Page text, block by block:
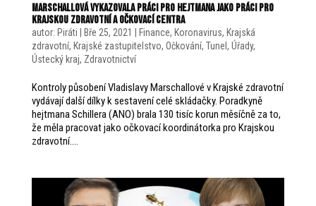
Marschallová vykazovala práci pro hejtmana jako práci pro
Krajskou zdravotní a očkovací centra
autor: Piráti Bře 25, 2021 Finance, Koronavirus, Krajská
zdravotní, Krajské zastupitelstvo, Očkování, Tunel , Úřady,
Ústecký kraj, Zdravotnictví
Kontroly působení Vladislavy Marschallové v Krajské zdravotní
vydávají další dílky k sestavení celé skládačky. Poradkyně
hejtmana Schillera (ANO) brala 130 tisíc korun měsíčně za to,
že měla pracovat jako očkovací koordinátorka pro Krajskou
zdravotní....